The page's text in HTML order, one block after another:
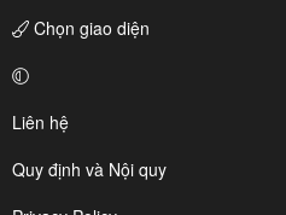
Chọn giao diện
Liên hệ
Quy định và Nội quy